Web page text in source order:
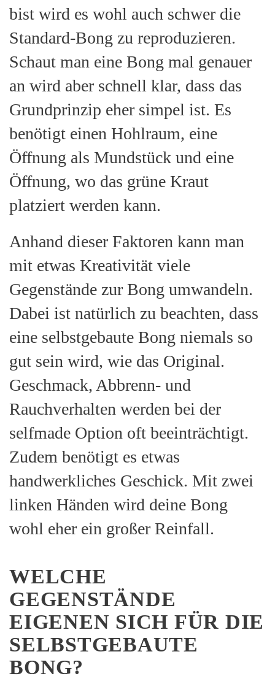
bist wird es wohl auch schwer die
Standard-Bong zu reproduzieren.
Schaut man eine Bong mal genauer
an wird aber schnell klar, dass das
Grundprinzip eher simpel ist. Es
benötigt einen Hohlraum, eine
Öffnung als Mundstück und eine
Öffnung, wo das grüne Kraut
platziert werden kann.
Anhand dieser Faktoren kann man
mit etwas Kreativität viele
Gegenstände zur Bong umwandeln.
Dabei ist natürlich zu beachten, dass
eine selbstgebaute Bong niemals so
gut sein wird, wie das Original.
Geschmack, Abbrenn- und
Rauchverhalten werden bei der
selfmade Option oft beeinträchtigt.
Zudem benötigt es etwas
handwerkliches Geschick. Mit zwei
linken Händen wird deine Bong
wohl eher ein großer Reinfall.
WELCHE
GEGENSTÄNDE
EIGENEN SICH FÜR DIE
SELBSTGEBAUTE
BONG?